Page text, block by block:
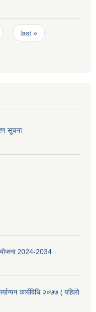
last »
सूचना
2024-2034
कार्यविधि २०७७ ( पहिलो